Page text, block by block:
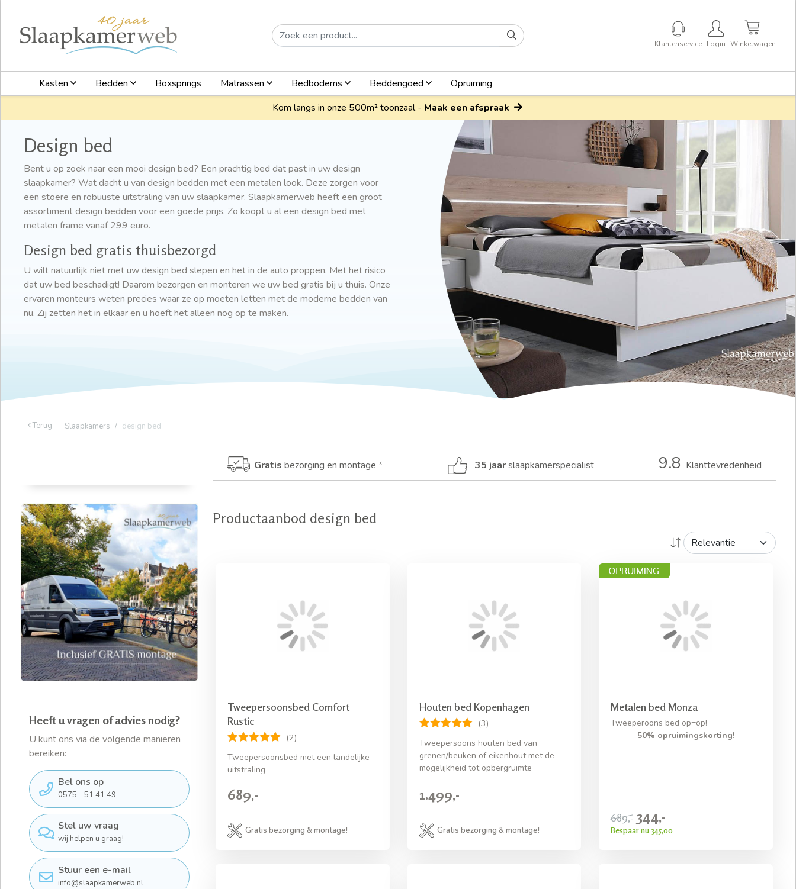
Klantenservice Login Winkelwagen
Kasten Bedden Boxsprings Matrassen Bedbodems Beddengoed
Opruiming
Kom langs in onze 500m² toonzaal - Maak een afspraak
Design bed
Bent u op zoek naar een mooi design bed? Een prachtig bed dat past in uw design
slaapkamer? Wat dacht u van design bedden met een metalen look. Deze zorgen voor
een stoere en robuuste uitstraling van uw slaapkamer. Slaapkamerweb heeft een groot
assortiment design bedden voor een goede prijs. Zo koopt u al een design bed met
metalen frame vanaf 299 euro.
Design bed gratis thuisbezorgd
U wilt natuurlijk niet met uw design bed slepen en het in de auto proppen. Met het risico
dat uw bed beschadigt! Daarom bezorgen en monteren we uw bed gratis bij u thuis. Onze
ervaren monteurs weten precies waar ze op moeten letten met de moderne bedden van
nu. Zij zetten het in elkaar en u hoeft het alleen nog op te maken.
Terug Slaapkamers design bed
Heeft u vragen of advies nodig?
U kunt ons via de volgende manieren
bereiken:
Bel ons op
0575 - 51 41 49
Stel uw vraag
wij helpen u graag!
Stuur een e-mail
info@slaapkamerweb.nl
Gratis bezorging en montage * 35 jaarslaapkamerspecialist 9.8 Klanttevredenheid
Productaanbod design bed
Tweepersoonsbed Comfort
Rustic
(2)
Tweepersoonsbed met een landelijke
uitstraling
689,-
Gratis bezorging & montage!
Houten bed Kopenhagen
(3)
Tweepersoons houten bed van
grenen/beuken of eikenhout met de
mogelijkheid tot opbergruimte
1.499,-
Gratis bezorging & montage!
Metalen bed Monza
Tweeperoons bed op=op!
50% opruimingskorting!
689,- 344,-
Bespaar nu 345,00